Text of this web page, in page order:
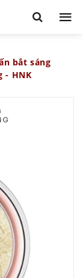
bắt sáng
- HNK